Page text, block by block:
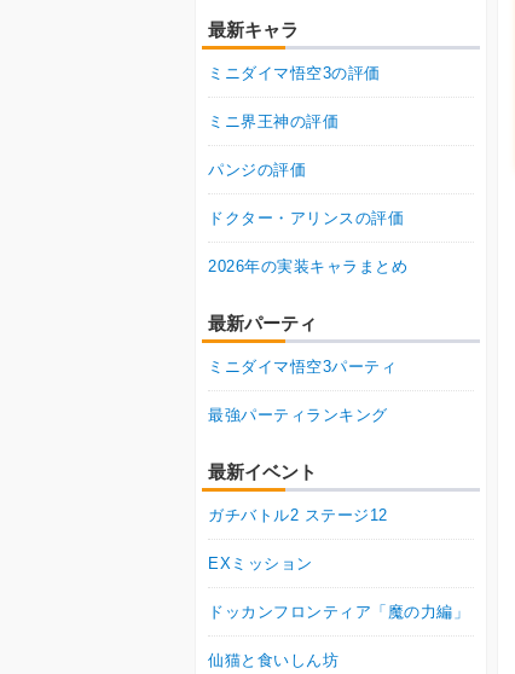
最新キャラ
ミニダイマ悟空3の評価
ミニ界王神の評価
パンジの評価
ドクター・アリンスの評価
2026年の実装キャラまとめ
最新パーティ
ミニダイマ悟空3パーティ
最強パーティランキング
最新イベント
ガチバトル2 ステージ12
EXミッション
ドッカンフロンティア「魔の力編」
仙猫と食いしん坊